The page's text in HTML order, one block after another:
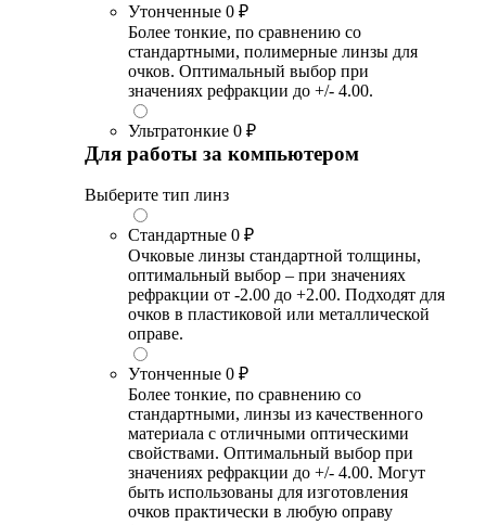
Утонченные 0 ₽
Более тонкие, по сравнению со
стандартными, полимерные линзы для
очков. Оптимальный выбор при
значениях рефракции до +/- 4.00.
Ультратонкие 0 ₽
Для работы за компьютером
Выберите тип линз
Стандартные 0 ₽
Очковые линзы стандартной толщины,
оптимальный выбор – при значениях
рефракции от -2.00 до +2.00. Подходят для
очков в пластиковой или металлической
оправе.
Утонченные 0 ₽
Более тонкие, по сравнению со
стандартными, линзы из качественного
материала с отличными оптическими
свойствами. Оптимальный выбор при
значениях рефракции до +/- 4.00. Могут
быть использованы для изготовления
очков практически в любую оправу